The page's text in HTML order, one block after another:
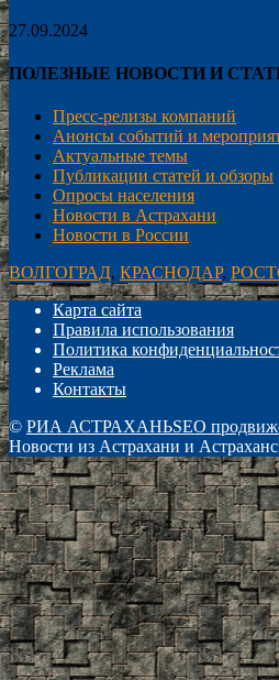
27.09.2024
ПОЛЕЗНЫЕ НОВОСТИ И
Пресс-релизы компаний
Анонсы событий и
Актуальные темы
Публикации статей и обзоры
Опросы населения
Новости в Астрахани
Новости в России
ВОЛГОГРАД, КРАСНОДАР,
Карта сайта
Правила использования
Политика
Реклама
Контакты
© РИА АСТРАХАНЬSEO
Новости из Астрахани и